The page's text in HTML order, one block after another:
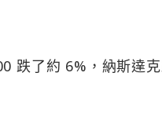
跌了約 6%，納斯達